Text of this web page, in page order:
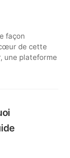
façon
de cette
une plateforme